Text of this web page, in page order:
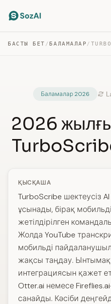
БАСТЫ БЕТ / БАЛАМАЛАР /
Баламалар 2026
2026
ҚЫСҚАША
TurboScribe шектеусіз
ұсынады, бірақ
жетілдірілген
Жолда YouTube
мобильді
жақсы таңдау.
интеграциясын қажет
Otter.ai немесе
санайды. Кәсіби